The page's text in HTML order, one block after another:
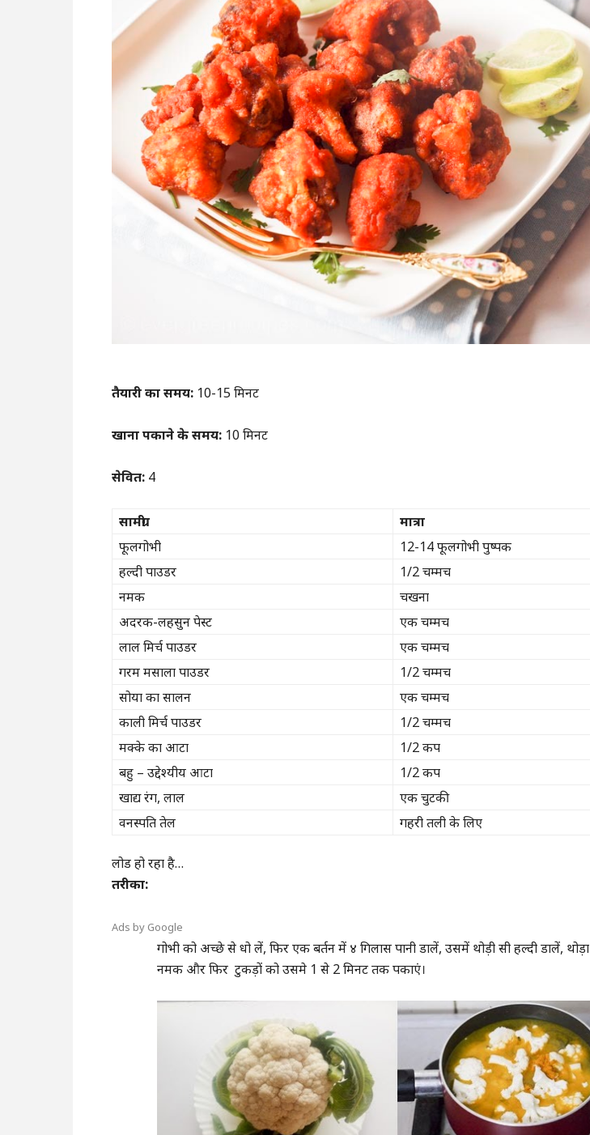
तैयारी का समय: 10-15 मिनट
खाना पकाने के समय: 10 मिनट
सेवित: 4
सामग्री
मात्रा
फूलगोभी
12-14 फूलगोभी पुष्पक
हल्दी पाउडर
1/2 चम्मच
नमक
चखना
अदरक-लहसुन पेस्ट
एक चम्मच
लाल मिर्च पाउडर
एक चम्मच
गरम मसाला पाउडर
1/2 चम्मच
सोया का सालन
एक चम्मच
काली मिर्च पाउडर
1/2 चम्मच
मक्के का आटा
1/2 कप
बहु – उद्देश्यीय आटा
1/2 कप
खाद्य रंग, लाल
एक चुटकी
वनस्पति तेल
गहरी तली के लिए
लोड हो रहा है…
तरीका:
Ads by Google
गोभी को अच्छे से धो लें, फिर एक बर्तन में ४ गिलास पानी डालें, उसमें थोड़ी सी हल्दी डालें,
नमक और फिर टुकड़ों को उसमे 1 से 2 मिनट तक पकाएं।